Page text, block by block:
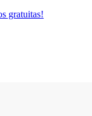
gratuitas!